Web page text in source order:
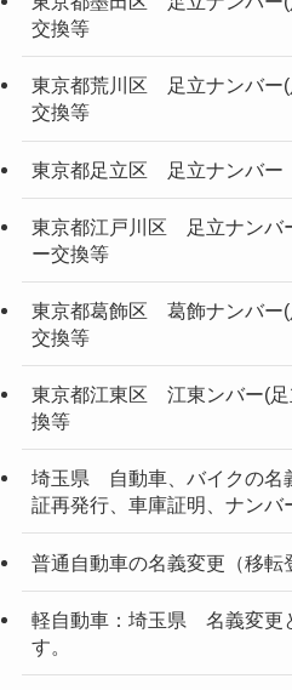
交換等
東京都荒川区 足立ナンバ
交換等
東京都足立区 足立ナンバ
東京都江戸川区 足立ナン
ー交換等
東京都葛飾区 葛飾ナンバ
交換等
東京都江東区 江東ンバー(
換等
埼玉県 自動車、バイクの名
証再発行、車庫証明、ナンバ
普通自動車の名義変更（移転
軽自動車：埼玉県 名義変更
す。